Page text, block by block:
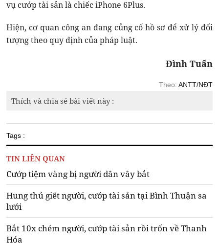
vụ cướp tài sản là chiếc iPhone 6Plus.
Hiện, cơ quan công an đang củng cố hồ sơ để xử lý đối
tượng theo quy định của pháp luật.
Đình Tuấn
Theo: ANTT/NĐT
Thích và chia sẻ bài viết này :
Tags :
TIN LIÊN QUAN
Cướp tiệm vàng bị người dân vây bắt
Hung thủ giết người, cướp tài sản tại Bình Thuận sa
lưới
Bắt 10x chém người, cướp tài sản rồi trốn về Thanh
Hóa